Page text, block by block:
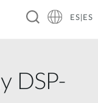
ES|ES
DSP-